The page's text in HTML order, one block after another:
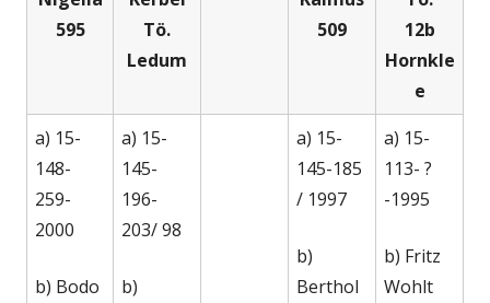
595
Tö.
Ledum
509
12b
Hornkle
e
a) 15-
148-
259-
2000
b) Bodo
a) 15-
145-
196-
203/ 98
b)
a) 15-
145-185
/ 1997
b)
Berthol
a) 15-
113- ?
-1995
b) Fritz
Wohlt